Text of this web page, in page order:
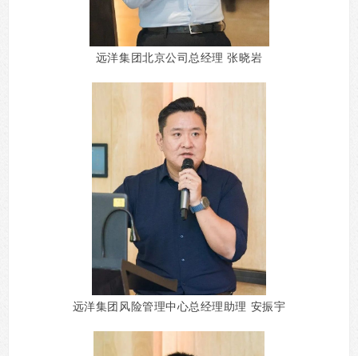
远洋集团北京公司总经理 张晓岩
远洋集团风险管理中心总经理助理 安振宇